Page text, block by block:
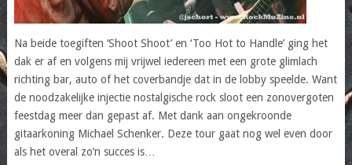
Na beide toegiften ‘Shoot Shoot’ en ‘Too Hot to Handle’ ging het
dak er af en volgens mij vrijwel iedereen met een grote glimlach
richting bar, auto of het coverbandje dat in de lobby speelde. Want
de noodzakelijke injectie nostalgische rock sloot een zonovergoten
feestdag meer dan gepast af. Met dank aan ongekroonde
gitaarkoning Michael Schenker. Deze tour gaat nog wel even door
als het overal zo’n succes is…